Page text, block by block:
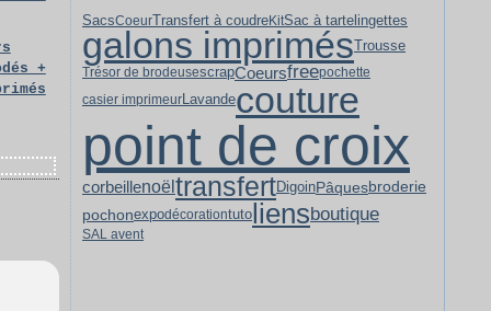
+
SacsCoeurTransfert à coudreKitSac à tarte lingettes
galons imprimésTrousse
Trésor de brodeusescrapCoeursfreepochette
casier imprimeurLavandecouture
point de croix
corbeillenoël transfertDigoinPâquesbroderie
pochonexpodécorationtuto liensboutique
SAL avent